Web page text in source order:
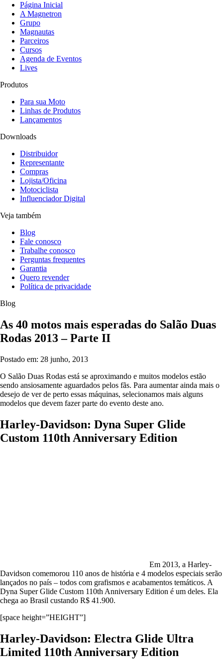
Página Inicial
A Magnetron
Grupo
Magnautas
Parceiros
Cursos
Agenda de Eventos
Lives
Produtos
Para sua Moto
Linhas de Produtos
Lançamentos
Downloads
Distribuidor
Representante
Compras
Lojista/Oficina
Motociclista
Influenciador Digital
Veja também
Blog
Fale conosco
Trabalhe conosco
Perguntas frequentes
Garantia
Quero revender
Política de privacidade
Blog
As 40 motos mais esperadas do Salão Duas
Rodas 2013 – Parte II
Postado em: 28 junho, 2013
O Salão Duas Rodas está se aproximando e muitos modelos estão
sendo ansiosamente aguardados pelos fãs. Para aumentar ainda mais o
desejo de ver de perto essas máquinas, selecionamos mais alguns
modelos que devem fazer parte do evento deste ano.
Harley-Davidson: Dyna Super Glide
Custom 110th Anniversary Edition
Em 2013, a Harley-
Davidson comemorou 110 anos de história e 4 modelos especiais serão
lançados no país – todos com grafismos e acabamentos temáticos. A
Dyna Super Glide Custom 110th Anniversary Edition é um deles. Ela
chega ao Brasil custando R$ 41.900.
[space height=”HEIGHT”]
Harley-Davidson: Electra Glide Ultra
Limited 110th Anniversary Edition